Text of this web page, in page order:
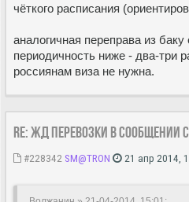
чёткого расписания
аналогичная переправа из
периодичность ниже - два-три
россиянам виза не нужна.
Re: ЖД перевозки в сообщении
#228342 SM@TRON 21 апр 2014,